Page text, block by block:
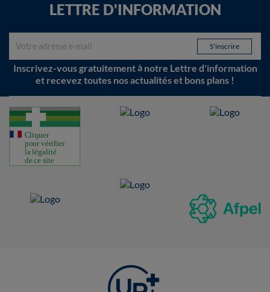
LETTRE D'INFORMATION
Inscrivez-vous gratuitement à notre Lettre d'information
et recevez toutes nos actualités et bons plans !